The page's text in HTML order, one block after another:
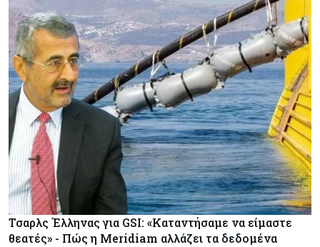
Τσαρλς Έλληνας για GSI: «Καταντήσαμε να είμαστε
θεατές» - Πώς η Meridiam αλλάζει τα δεδομένα